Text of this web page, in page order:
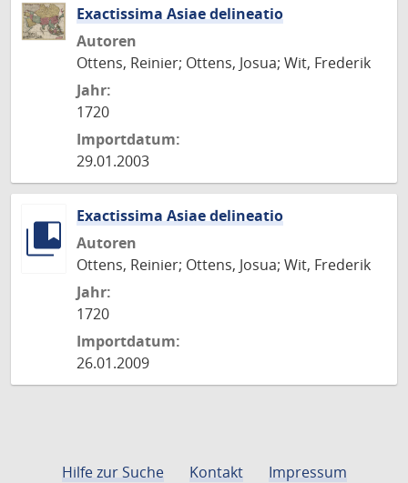
Exactissima Asiae delineatio
Autoren
Ottens, Reinier; Ottens, Josua; Wit, Frederik
Jahr:
1720
Importdatum:
29.01.2003
Exactissima Asiae delineatio
Autoren
Ottens, Reinier; Ottens, Josua; Wit, Frederik
Jahr:
1720
Importdatum:
26.01.2009
Hilfe zur Suche Kontakt
Impressum